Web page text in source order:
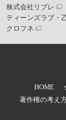
株式会社リブレ
ティーンズラブ・
クロフネ
HOME
著作権の考え